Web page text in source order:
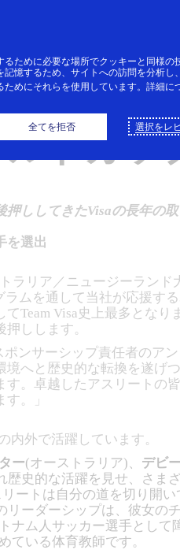
個人のお客様 法
アス
ルドカ
ししてきたVisaの長年の
を選出
ラリア／ニュージーラン
ラムを通して当社が応援す
てTeam Visa史上最多とな
しします。
ンサーシップ責任者のア
境へと歴史的な転換を遂
。卓越したアスリートの
。」
内外で活躍しています。
ー(オーストラリア)、 デビ
史的な活躍を見せ、さま
リートは自分の道を切り開
リーダーシップは、彼女の
ナム人サッカー選手として
ている体育教師です。
ために必要な場所でクッキーと同様
憶するため、サイトへの訪問を分析
めにそれらを使用しています。詳細に
全てを拒否 選択をレ